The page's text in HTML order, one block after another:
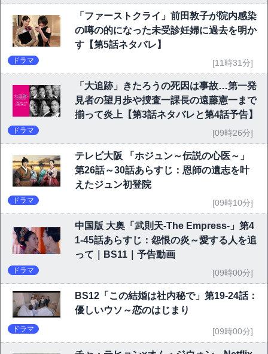
「ファーストクライ」前田敦子が院内感染
の噂の的になった未受診妊婦に過去を明か
す【第5話ネタバレ】
ドラマ [11時31分]
「大追跡」きたろうの死因は事故…第一発
見者の望月歩や捜査一課長の遠藤憲一まで
揃って炎上【第3話ネタバレと第4話予告】
ドラマ [09時26分]
テレビ大阪 「ホジュン～伝説の心医～」
第26話～30話あらすじ：恩師の遺志を叶
えたジュン初登院
ドラマ [09時10分]
中国版 大奥「武則天-The Empress-」第4
1-45話あらすじ：怨恨の炎～愛する人を追
って｜BS11｜予告動画
ドラマ [09時00分]
BS12「この結婚は社内秘で」第19-24話：
優しいウソ～恋のはじまり
ドラマ [09時00分]